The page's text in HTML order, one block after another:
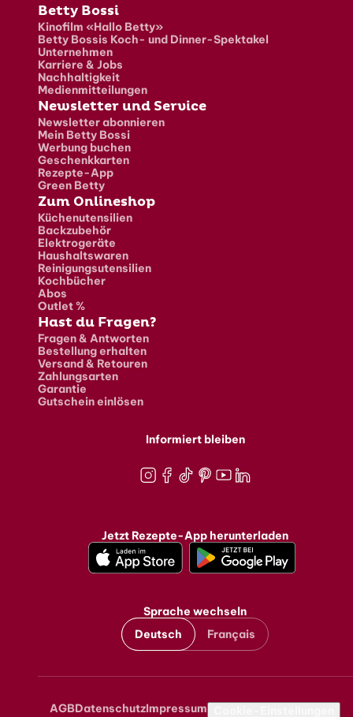
Fusszeile
Betty Bossi
Kinofilm «Hallo Betty»
Betty Bossis Koch- und Dinner-Spektakel
Unternehmen
Karriere & Jobs
Nachhaltigkeit
Medienmitteilungen
Newsletter und Service
Newsletter abonnieren
Mein Betty Bossi
Werbung buchen
Geschenkkarten
Rezepte-App
Green Betty
Zum Onlineshop
Küchenutensilien
Backzubehör
Elektrogeräte
Haushaltswaren
Reinigungsutensilien
Kochbücher
Abos
Outlet %
Hast du Fragen?
Fragen & Antworten
Bestellung erhalten
Versand & Retouren
Zahlungsarten
Garantie
Gutschein einlösen
Informiert bleiben
Jetzt Rezepte-App herunterladen
Sprache wechseln
Deutsch
Français
Metanavigation
AGBDatenschutzImpressum